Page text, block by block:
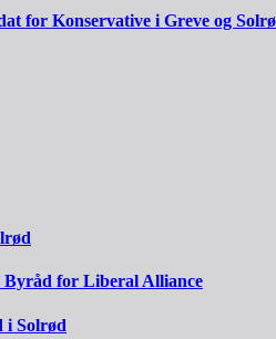
for Konservative i Greve og
Byråd for Liberal Alliance
i Solrød